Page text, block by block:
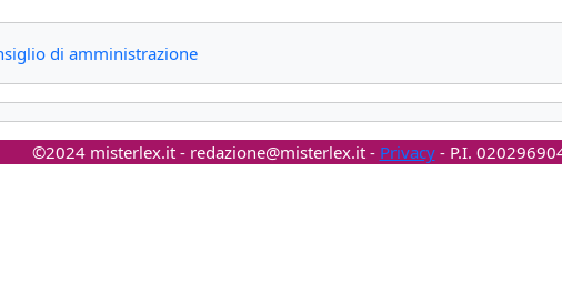
di amministrazione
©2024 misterlex.it - redazione@misterlex.it- Privacy- P.I.